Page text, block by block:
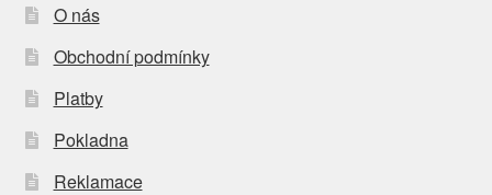
O nás
Obchodní podmínky
Platby
Pokladna
Reklamace